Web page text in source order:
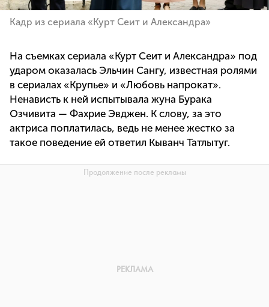
Кадр из сериала «Курт Сеит и Александра»
На съемках сериала «Курт Сеит и Александра» под
ударом оказалась Эльчин Сангу, известная ролями
в сериалах «Крупье» и «Любовь напрокат».
Ненависть к ней испытывала жуна Бурака
Озчивита — Фахрие Эвджен. К слову, за это
актриса поплатилась, ведь не менее жестко за
такое поведение ей ответил Кыванч Татлытуг.